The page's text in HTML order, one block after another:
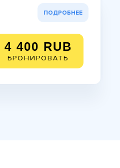
ПОДРОБНЕЕ
4 400 RUB
БРОНИРОВАТЬ